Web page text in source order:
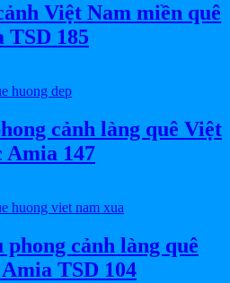
Việt Nam miền quê
TSD 185
cảnh làng quê Việt
Amia 147
phong cảnh làng quê
TSD 104